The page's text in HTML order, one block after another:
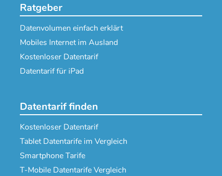
Ratgeber
Datenvolumen einfach erklärt
Mobiles Internet im Ausland
Kostenloser Datentarif
Datentarif für iPad
Datentarif finden
Kostenloser Datentarif
Tablet Datentarife im Vergleich
Smartphone Tarife
T-Mobile Datentarife Vergleich